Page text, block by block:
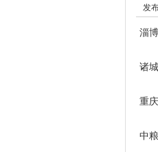
发
淄
诸
重
中